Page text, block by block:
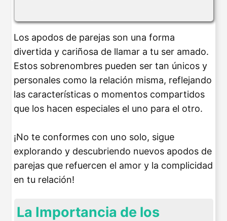
Los apodos de parejas son una forma
divertida y cariñosa de llamar a tu ser amado.
Estos sobrenombres pueden ser tan únicos y
personales como la relación misma, reflejando
las características o momentos compartidos
que los hacen especiales el uno para el otro.
¡No te conformes con uno solo, sigue
explorando y descubriendo nuevos apodos de
parejas que refuercen el amor y la complicidad
en tu relación!
La Importancia de los